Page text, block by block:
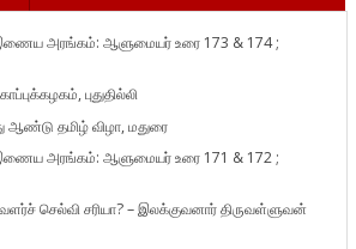
இணைய அரங்கம்: ஆளுமையர் உரை 173 & 174 ;
புதுதில்லி
ஆண்டு தமிழ் விழா, மதுரை
இணைய அரங்கம்: ஆளுமையர் உரை 171 & 172 ;
செல்வி சரியா? – இலக்குவனார் திருவள்ளுவன்